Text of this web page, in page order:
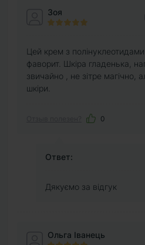
Зоя
Цей крем з
фаворит. Шкіра гладенька,
звичайно , не зітре магічно,
шкіри.
0
Ответ:
Дякуємо за відгук
Ольга Іванець